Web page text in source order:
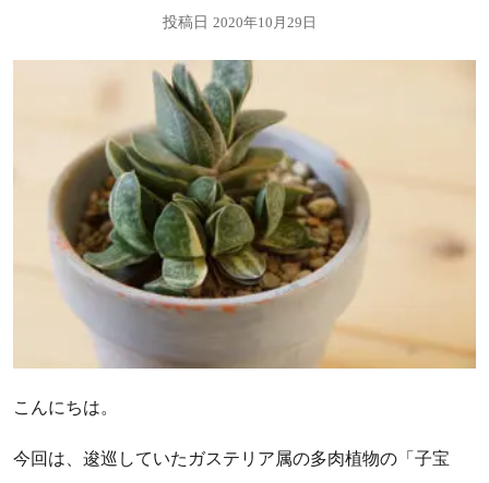
投稿日 2020年10月29日
こんにちは。
今回は、逡巡していたガステリア属の多肉植物の「子宝